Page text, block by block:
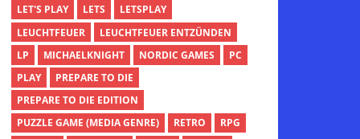
LET'S PLAY
LETS
LETSPLAY
LEUCHTFEUER
LEUCHTFEUER ENTZÜNDEN
LP
MICHAELKNIGHT NORDIC GAMES
PC
PLAY
PREPARE TO DIE
PREPARE TO DIE EDITION
PUZZLE GAME (MEDIA GENRE)
RETRO
RPG